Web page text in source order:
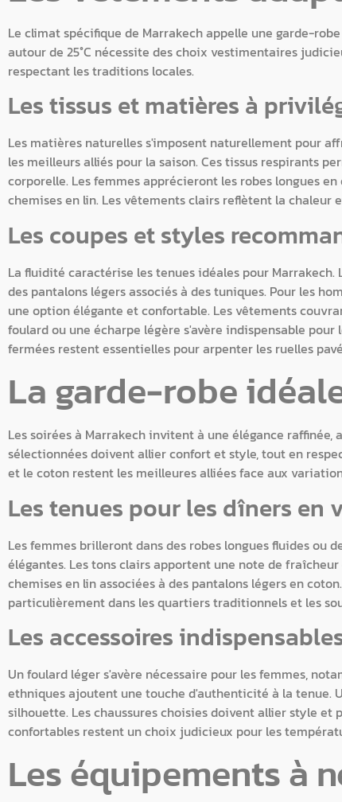
Le climat spécifique de Marrakech appelle une garde-
autour de 25°C nécessite des choix vestimentaires
respectant les traditions locales.
Les tissus et matières à
Les matières naturelles s'imposent naturellement pour
les meilleurs alliés pour la saison. Ces tissus respirants
corporelle. Les femmes apprécieront les robes longues
chemises en lin. Les vêtements clairs reflètent la
Les coupes et styles
La fluidité caractérise les tenues idéales pour
des pantalons légers associés à des tuniques. Pour les
une option élégante et confortable. Les vêtements
foulard ou une écharpe légère s'avère indispensable
fermées restent essentielles pour arpenter les ruelles
La garde-robe
Les soirées à Marrakech invitent à une élégance
sélectionnées doivent allier confort et style, tout en
et le coton restent les meilleures alliées face aux
Les tenues pour les dîners en
Les femmes brilleront dans des robes longues fluides ou
élégantes. Les tons clairs apportent une note de
chemises en lin associées à des pantalons légers en
particulièrement dans les quartiers traditionnels et les
Les accessoires
Un foulard léger s'avère nécessaire pour les femmes,
ethniques ajoutent une touche d'authenticité à la tenue.
silhouette. Les chaussures choisies doivent allier style et
confortables restent un choix judicieux pour les
Les équipements à